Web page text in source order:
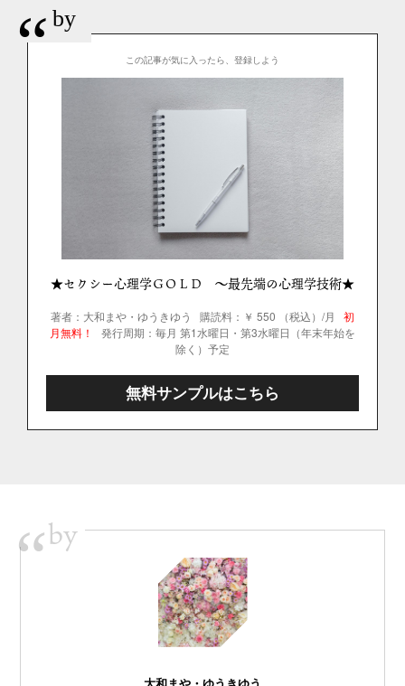
“ by
この記事が気に入ったら、登録しよう
★セクシー心理学ＧＯＬＤ ～最先端の心理学技術★
著者：大和まや・ゆうきゆう 購読料：￥ 550 （税込）/月
初
月無料！
発行周期：毎月 第1水曜日・第3水曜日（年末年始を
除く）予定
無料サンプルはこちら
“by
大和まや・ゆうきゆう